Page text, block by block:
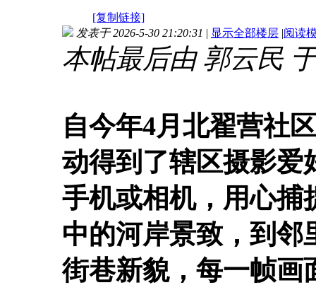
[复制链接]
发表于 2026-5-30 21:20:31 | 显示全部楼层 |阅读
本帖最后由 郭云民
自今年4月北翟营社
动得到了辖区摄影爱
手机或相机，用心捕
中的河岸景致，到邻
街巷新貌，每一帧画